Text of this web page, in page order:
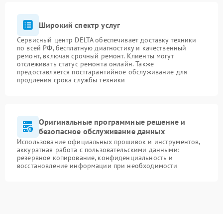
Широкий спектр услуг
Сервисный центр DELTA обеспечивает доставку техники
по всей РФ, бесплатную диагностику и качественный
ремонт, включая срочный ремонт. Клиенты могут
отслеживать статус ремонта онлайн. Также
предоставляется постгарантийное обслуживание для
продления срока службы техники
Оригинальные программные решение и
безопасное обслуживание данных
Использование официальных прошивок и инструментов,
аккуратная работа с пользовательскими данными:
резервное копирование, конфиденциальность и
восстановление информации при необходимости